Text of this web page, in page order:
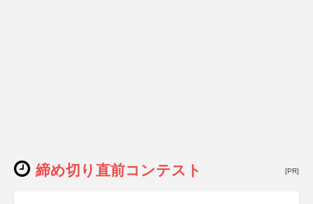
締め切り直前コンテスト [PR]